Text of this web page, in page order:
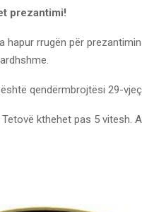
prezantimi!
hapur rrugën për
qendërmbrojtësi 29-
kthehet pas 5 vitesh.